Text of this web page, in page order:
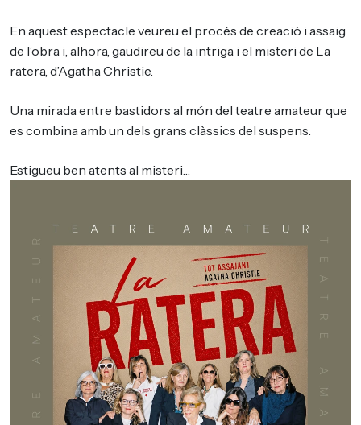
En aquest espectacle veureu el procés de creació i assaig
de l’obra i, alhora, gaudireu de la intriga i el misteri de La
ratera, d’Agatha Christie.
Una mirada entre bastidors al món del teatre amateur que
es combina amb un dels grans clàssics del suspens.
Estigueu ben atents al misteri…